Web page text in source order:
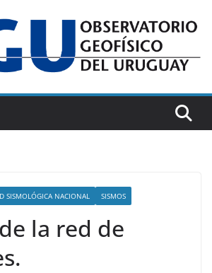
SISMOLÓGICA NACIONAL SISMOS
la red de